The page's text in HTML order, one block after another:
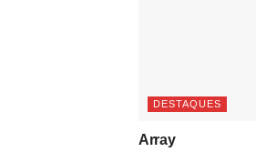
DESTAQUES
Array